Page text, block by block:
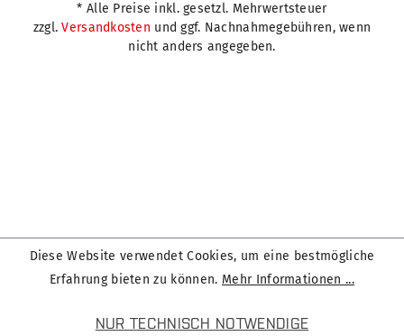
* Alle Preise inkl. gesetzl. Mehrwertsteuer
zzgl.Versandkosten und ggf. Nachnahmegebühren, wenn
nicht anders angegeben.
Diese Website verwendet Cookies, um eine bestmögliche
Erfahrung bieten zu können. Mehr Informationen ...
NUR TECHNISCH NOTWENDIGE